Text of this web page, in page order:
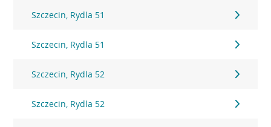
Szczecin, Rydla 51
Szczecin, Rydla 51
Szczecin, Rydla 52
Szczecin, Rydla 52